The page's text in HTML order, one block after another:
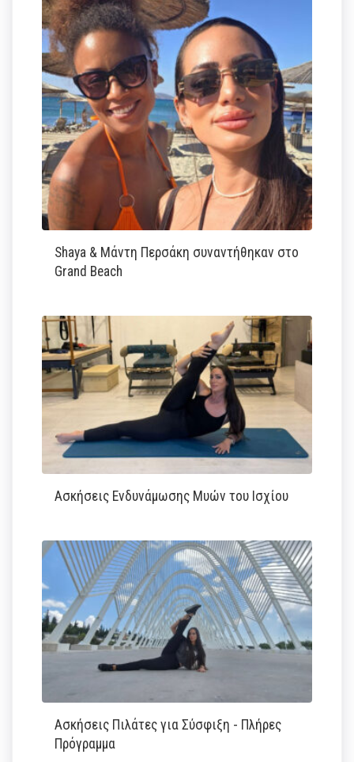
Shaya & Μάντη Περσάκη συναντήθηκαν στο
Grand Beach
Ασκήσεις Ενδυνάμωσης Μυών του Ισχίου
Ασκήσεις Πιλάτες για Σύσφιξη - Πλήρες
Πρόγραμμα